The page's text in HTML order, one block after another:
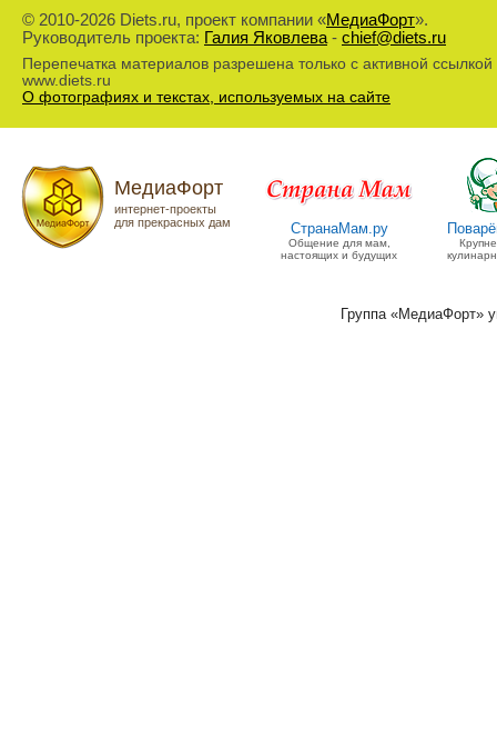
© 2010-2026 Diets.ru, проект компании «МедиаФорт».
Руководитель проекта: Галия Яковлева- chief@diets.ru
Перепечатка материалов разрешена только с активной ссылкой
www.diets.ru
О фотографиях и текстах, используемых на сайте
МедиаФорт
интернет-проекты
для прекрасных дам
СтранаМам.ру
Общение для мам,
настоящих и будущих
Группа «МедиаФорт»